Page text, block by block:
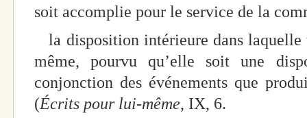
soit accomplie pour le service de la
la disposition intérieure dans laquelle
même, pourvu qu’elle soit une
conjonction des événements que
(Écrits pour lui-même, IX, 6.